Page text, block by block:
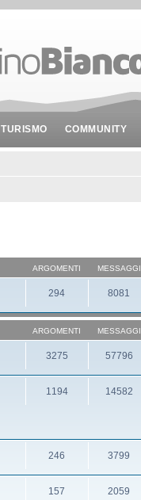
TURISMO COMMUNITY
ARGOMENTI MESSAGGI
294 8081
ARGOMENTI MESSAGGI
3275 57796
1194 14582
246 3799
157 2059